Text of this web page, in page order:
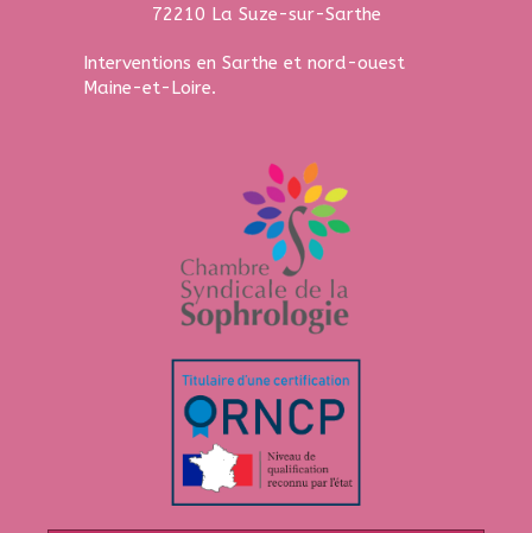
72210 La Suze-sur-Sarthe
Interventions en Sarthe et nord-ouest
Maine-et-Loire.